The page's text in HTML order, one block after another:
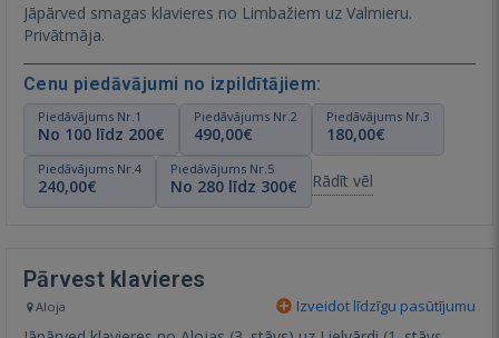
Jāpārved smagas klavieres no Limbažiem uz Valmieru.
Privātmāja.
Cenu piedāvājumi no izpildītājiem:
Piedāvājums Nr.1
No 100 līdz 200€
Piedāvājums Nr.2
490,00€
Piedāvājums Nr.3
180,00€
Piedāvājums Nr.4
240,00€
Piedāvājums Nr.5
No 280 līdz 300€ Rādīt vēl
Pārvest klavieres
Aloja Izveidot līdzīgu pasūtījumu